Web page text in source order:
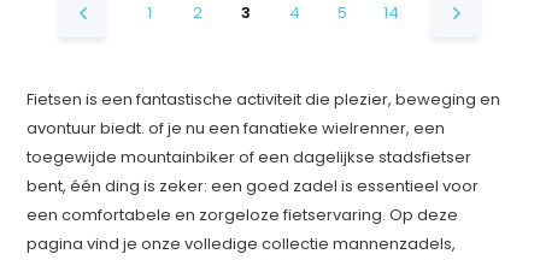
1 2 3 4 5 14
Fietsen is een fantastische activiteit die plezier, beweging en
avontuur biedt. of je nu een fanatieke wielrenner, een
toegewijde mountainbiker of een dagelijkse stadsfietser
bent, één ding is zeker: een goed zadel is essentieel voor
een comfortabele en zorgeloze fietservaring. Op deze
pagina vind je onze volledige collectie mannenzadels,